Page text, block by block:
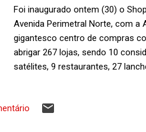
Foi inaugurado ontem (30) o
Avenida Perimetral Norte, com a
gigantesco centro de compras
abrigar 267 lojas, sendo 10
satélites, 9 restaurantes, 27
milhões e deve gerar ao redor